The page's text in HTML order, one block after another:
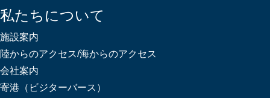
私たちについて
施設案内
陸からのアクセス/海からのアクセス
会社案内
寄港（ビジターバース）